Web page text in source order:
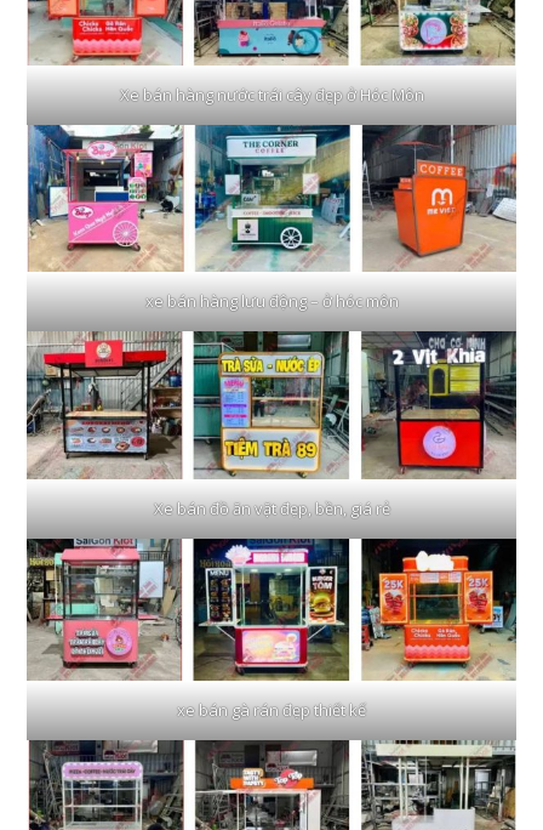
Xe bán hàng nước trái cây đẹp ở Hóc Môn
xe bán hàng lưu động – ở hóc môn
Xe bán đồ ăn vặt đẹp, bền, giá rẻ
xe bán gà rán đẹp thiết kế